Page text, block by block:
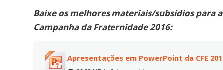
Baixe os melhores materiais/subsídios para a
Campanha da Fraternidade 2016:
Apresentações em PowerPoint da CFE